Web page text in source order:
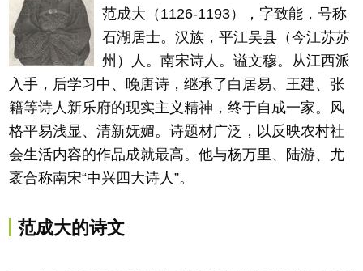
范成大（1126-1193），字致能，号称
石湖居士。汉族，平江吴县（今江苏苏
州）人。南宋诗人。谥文穆。从江西派
入手，后学习中、晚唐诗，继承了白居易、王建、张
籍等诗人新乐府的现实主义精神，终于自成一家。风
格平易浅显、清新妩媚。诗题材广泛，以反映农村社
会生活内容的作品成就最高。他与杨万里、陆游、尤
袤合称南宋“中兴四大诗人”。
范成大的诗文